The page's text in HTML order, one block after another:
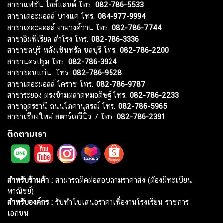
สาขาแฟชั่น ไอส์แลนด์ โทร. 082-786-5533
สาขาเดอะมอลล์ บางแค โทร. 084-977-9994
สาขาเดอะมอลล์ งามวงศ์วาน โทร. 082-786-7744
สาขาอิมพีเรียล สำโรง โทร. 082-786-3336
สาขาชลบุรี หลังเซ็นทรัล ชลบุรี โทร. 082-786-2200
สาขานครปฐม โทร. 082-786-3924
สาขาขอนแก่น โทร. 082-786-9528
สาขาเดอะมอลล์ โคราช โทร. 082-786-9787
สาขาระยอง ตรงข้ามตลาดหมอดิษฐ์ โทร. 082-786-2233
สาขาอุดรธานี ถนนโภคานุสรณ์ โทร. 082-786-5965
สาขาเชียงใหม่ สตาร์เอวีนิว 7 โทร. 082-786-2391
ติดตามเรา
สำหรับร้านค้า : สามารถติดต่อสอบถามราคาส่ง (ต้องมีทะเบียน
พาณิชย์)
สำหรับองค์กร : รับทำใบเสนอราคาเพื่องานโรงเรียน ราชการ
เอกชน